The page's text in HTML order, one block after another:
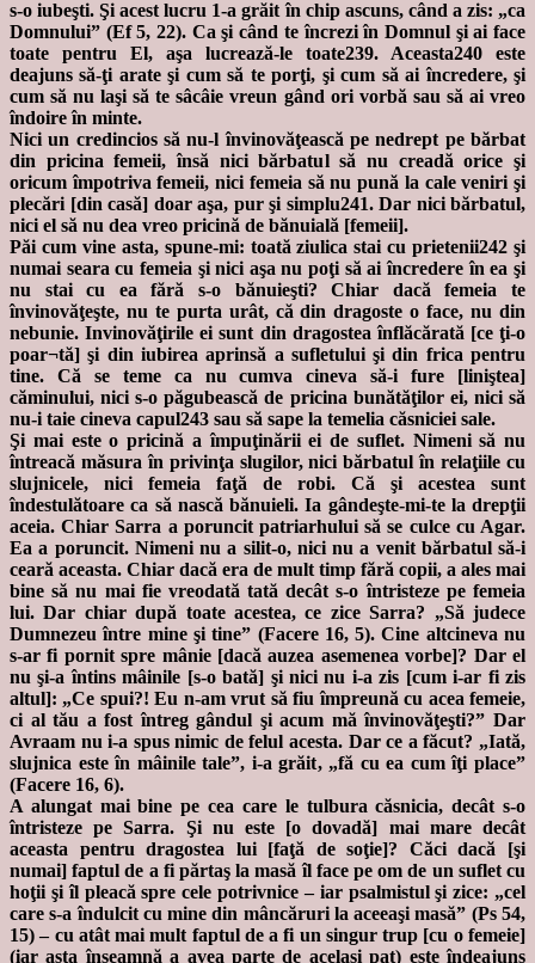
s-o iubeşti. Şi acest lucru 1-a grăit în chip ascuns, când a zis: „ca
Domnului” (Ef 5, 22). Ca şi când te încrezi în Domnul şi ai face
toate pentru El, aşa lucrează-le toate239. Aceasta240 este
deajuns să-ţi arate şi cum să te porţi, şi cum să ai încredere, şi
cum să nu laşi să te sâcâie vreun gând ori vorbă sau să ai vreo
îndoire în minte.
Nici un credincios să nu-l învinovăţească pe nedrept pe bărbat
din pricina femeii, însă nici bărbatul să nu creadă orice şi
oricum împotriva femeii, nici femeia să nu pună la cale veniri şi
plecări [din casă] doar aşa, pur şi simplu241. Dar nici bărbatul,
nici el să nu dea vreo pricină de bănuială [femeii].
Păi cum vine asta, spune-mi: toată ziulica stai cu prietenii242 şi
numai seara cu femeia şi nici aşa nu poţi să ai încredere în ea şi
nu stai cu ea fără s-o bănuieşti? Chiar dacă femeia te
învinovăţeşte, nu te purta urât, că din dragoste o face, nu din
nebunie. Invinovăţirile ei sunt din dragostea înflăcărată [ce ţi-o
poar¬tă] şi din iubirea aprinsă a sufletului şi din frica pentru
tine. Că se teme ca nu cumva cineva să-i fure [liniştea]
căminului, nici s-o păgubească de pricina bunătăţilor ei, nici să
nu-i taie cineva capul243 sau să sape la temelia căsniciei sale.
Şi mai este o pricină a împuţinării ei de suflet. Nimeni să nu
întreacă măsura în privinţa slugilor, nici bărbatul în relaţiile cu
slujnicele, nici femeia faţă de robi. Că şi acestea sunt
îndestulătoare ca să nască bănuieli. Ia gândeşte-mi-te la drepţii
aceia. Chiar Sarra a poruncit patriarhului să se culce cu Agar.
Ea a poruncit. Nimeni nu a silit-o, nici nu a venit bărbatul să-i
ceară aceasta. Chiar dacă era de mult timp fără copii, a ales mai
bine să nu mai fie vreodată tată decât s-o întristeze pe femeia
lui. Dar chiar după toate acestea, ce zice Sarra? „Să judece
Dumnezeu între mine şi tine” (Facere 16, 5). Cine altcineva nu
s-ar fi pornit spre mânie [dacă auzea asemenea vorbe]? Dar el
nu şi-a întins mâinile [s-o bată] şi nici nu i-a zis [cum i-ar fi zis
altul]: „Ce spui?! Eu n-am vrut să fiu împreună cu acea femeie,
ci al tău a fost întreg gândul şi acum mă învinovăţeşti?” Dar
Avraam nu i-a spus nimic de felul acesta. Dar ce a făcut? „Iată,
slujnica este în mâinile tale”, i-a grăit, „fă cu ea cum îţi place”
(Facere 16, 6).
A alungat mai bine pe cea care le tulbura căsnicia, decât s-o
întristeze pe Sarra. Şi nu este [o dovadă] mai mare decât
aceasta pentru dragostea lui [faţă de soţie]? Căci dacă [şi
numai] faptul de a fi părtaş la masă îl face pe om de un suflet cu
hoţii şi îl pleacă spre cele potrivnice – iar psalmistul şi zice: „cel
care s-a îndulcit cu mine din mâncăruri la aceeaşi masă” (Ps 54,
15) – cu atât mai mult faptul de a fi un singur trup [cu o femeie]
(iar asta înseamnă a avea parte de acelaşi pat) este îndeajuns